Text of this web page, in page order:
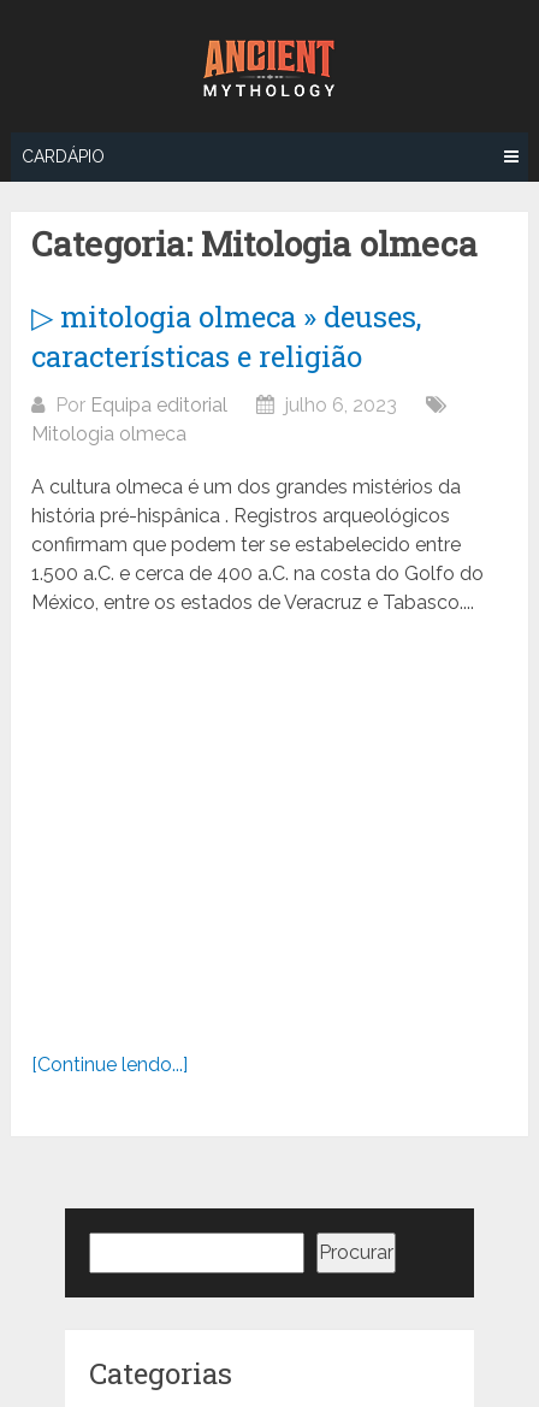
CARDÁPIO
Categoria: Mitologia olmeca
▷ mitologia olmeca » deuses,
características e religião
Por Equipa editorial
julho 6, 2023
Mitologia olmeca
A cultura olmeca é um dos grandes mistérios da
história pré-hispânica . Registros arqueológicos
confirmam que podem ter se estabelecido entre
1.500 a.C. e cerca de 400 a.C. na costa do Golfo do
México, entre os estados de Veracruz e Tabasco....
[Continue lendo...]
Procurar
Categorias